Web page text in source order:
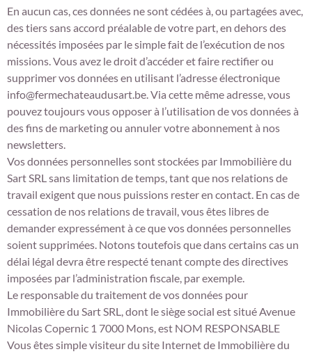
En aucun cas, ces données ne sont cédées à, ou partagées avec,
des tiers sans accord préalable de votre part, en dehors des
nécessités imposées par le simple fait de l’exécution de nos
missions. Vous avez le droit d’accéder et faire rectifier ou
supprimer vos données en utilisant l’adresse électronique
info@fermechateaudusart.be. Via cette même adresse, vous
pouvez toujours vous opposer à l’utilisation de vos données à
des fins de marketing ou annuler votre abonnement à nos
newsletters.
Vos données personnelles sont stockées par Immobilière du
Sart SRL sans limitation de temps, tant que nos relations de
travail exigent que nous puissions rester en contact. En cas de
cessation de nos relations de travail, vous êtes libres de
demander expressément à ce que vos données personnelles
soient supprimées. Notons toutefois que dans certains cas un
délai légal devra être respecté tenant compte des directives
imposées par l’administration fiscale, par exemple.
Le responsable du traitement de vos données pour
Immobilière du Sart SRL, dont le siège social est situé Avenue
Nicolas Copernic 1 7000 Mons, est NOM RESPONSABLE
Vous êtes simple visiteur du site Internet de Immobilière du